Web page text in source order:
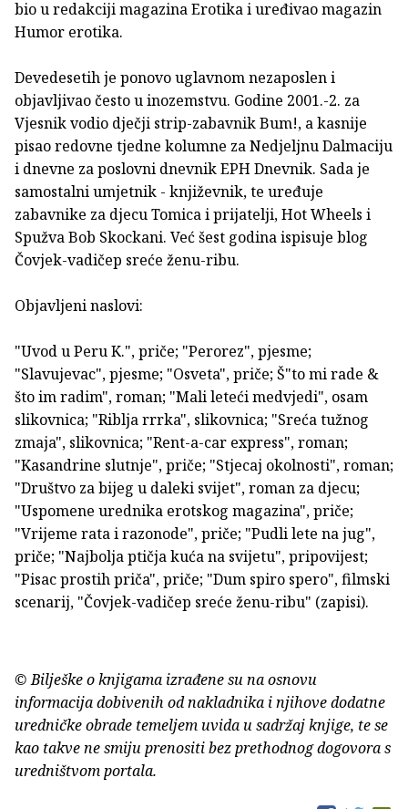
bio u redakciji magazina Erotika i uređivao magazin
Humor erotika.
Devedesetih je ponovo uglavnom nezaposlen i
objavljivao često u inozemstvu. Godine 2001.-2. za
Vjesnik vodio dječji strip-zabavnik Bum!, a kasnije
pisao redovne tjedne kolumne za Nedjeljnu Dalmaciju
i dnevne za poslovni dnevnik EPH Dnevnik. Sada je
samostalni umjetnik - književnik, te uređuje
zabavnike za djecu Tomica i prijatelji, Hot Wheels i
Spužva Bob Skockani. Već šest godina ispisuje blog
Čovjek-vadičep sreće ženu-ribu.
Objavljeni naslovi:
"Uvod u Peru K.", priče; "Perorez", pjesme;
"Slavujevac", pjesme; "Osveta", priče; Š"to mi rade &
što im radim", roman; "Mali leteći medvjedi", osam
slikovnica; "Riblja rrrka", slikovnica; "Sreća tužnog
zmaja", slikovnica; "Rent-a-car express", roman;
"Kasandrine slutnje", priče; "Stjecaj okolnosti", roman;
"Društvo za bijeg u daleki svijet", roman za djecu;
"Uspomene urednika erotskog magazina", priče;
"Vrijeme rata i razonode", priče; "Pudli lete na jug",
priče; "Najbolja ptičja kuća na svijetu", pripovijest;
"Pisac prostih priča", priče; "Dum spiro spero", filmski
scenarij, "Čovjek-vadičep sreće ženu-ribu" (zapisi).
© Bilješke o knjigama izrađene su na osnovu
informacija dobivenih od nakladnika i njihove dodatne
uredničke obrade temeljem uvida u sadržaj knjige, te se
kao takve ne smiju prenositi bez prethodnog dogovora s
uredništvom portala.